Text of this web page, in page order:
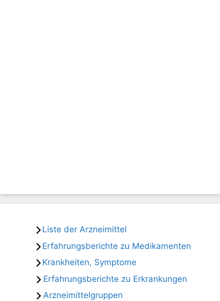
Liste der Arzneimittel
Erfahrungsberichte zu Medikamenten
Krankheiten, Symptome
Erfahrungsberichte zu Erkrankungen
Arzneimittelgruppen